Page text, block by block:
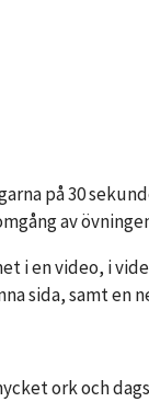
på 30
av
i en video, i
sida, samt en
ork och